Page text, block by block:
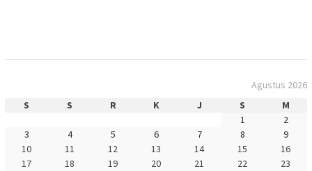
Agustus 2026
S
S R K J S
M
1
2
3
4 5 6 7 8
9
10
11 12 13 14 15
16
17
18 19 20 21 22
23